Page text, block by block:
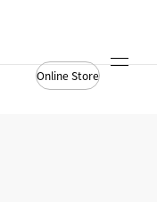
Online Store